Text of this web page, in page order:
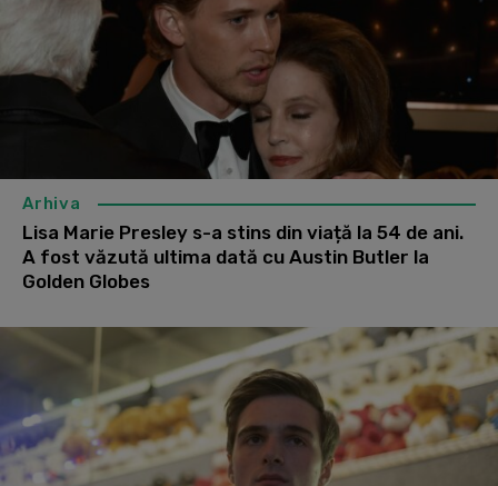
Arhiva
Lisa Marie Presley s-a stins din viață la 54 de ani.
A fost văzută ultima dată cu Austin Butler la
Golden Globes